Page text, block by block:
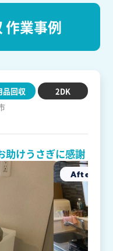
作業事例
品回収 2DK
助けうさぎに感謝